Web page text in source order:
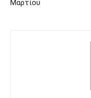
Μαρτίου